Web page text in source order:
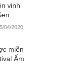
vinh
04/2020
miễn
Ẩm